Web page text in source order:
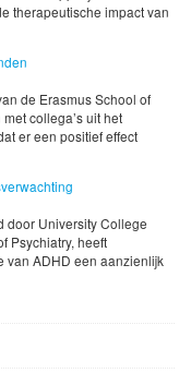
therapeutische impact van
de Erasmus School of
collega’s uit het
er een positief effect
door University College
Psychiatry, heeft
van ADHD een aanzienlijk